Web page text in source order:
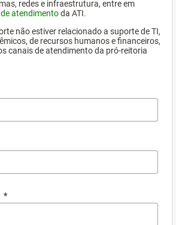
redes e infraestrutura, entre em
atendimentoda ATI.
não estiver relacionado a suporte de TI,
de recursos humanos e financeiros,
canais de atendimento da pró-reitoria
*